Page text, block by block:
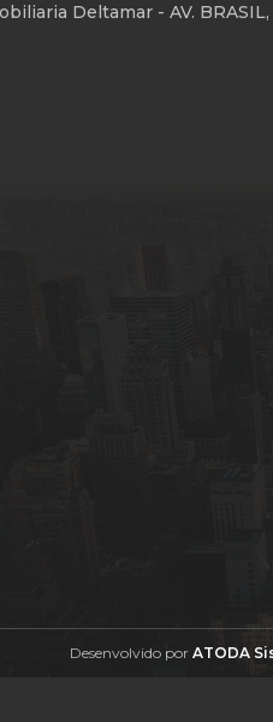
Deltamar - AV.
Desenvolvido por ATODA